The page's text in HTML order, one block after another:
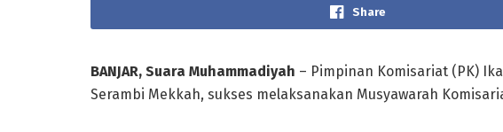
Share
BANJAR, Suara Muhammadiyah – Pimpinan Komisariat (PK)
Serambi Mekkah, sukses melaksanakan Musyawarah